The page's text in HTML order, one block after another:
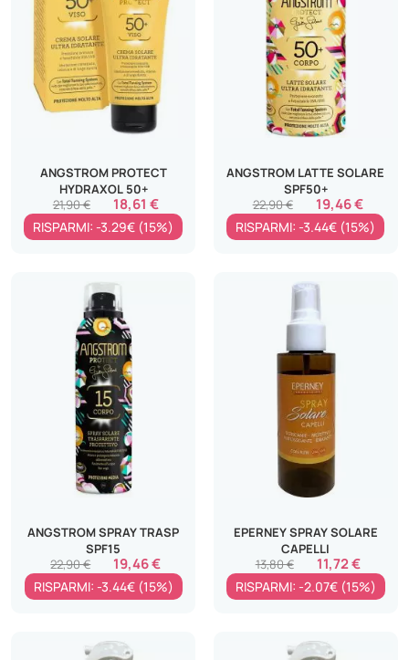
ANGSTROM PROTECT
HYDRAXOL 50+
18,61 €
21,90 €
RISPARMI: -3.29€ (15%)
ANGSTROM LATTE SOLARE
SPF50+
19,46 €
22,90 €
RISPARMI: -3.44€ (15%)
ANGSTROM SPRAY TRASP
SPF15
19,46 €
22,90 €
RISPARMI: -3.44€ (15%)
EPERNEY SPRAY SOLARE
CAPELLI
11,72 €
13,80 €
RISPARMI: -2.07€ (15%)